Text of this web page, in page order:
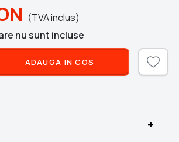
(TVA inclus)
nu sunt incluse
ADAUGA IN COS
+